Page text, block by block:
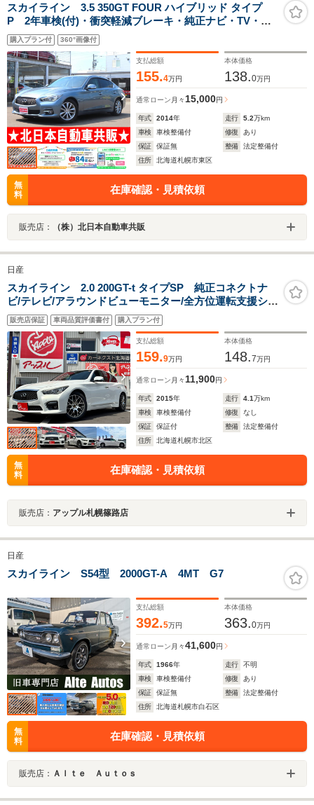
スカイライン 3.5 350GT FOUR ハイブリッド タイプ
P 2年車検(付)・衝突軽減ブレーキ・純正ナビ・TV・
CD/DVD/BT・Bカメラ・アラウンドビュー・インテリキ
ー・レザーシート・シートヒーター・レーダークルコ
ン・ETC・Pスタート・業販可
購入プラン付 360°画像付
支払総額
155.4万円
本体価格
138.0万円
通常ローン 月々 15,000円
年式 2014年 走行 5.2万km
車検
車検整備付 修復
あり
保証
保証無 整備
法定整備付
住所
北海道札幌市東区
無
料
在庫確認・見積依頼
販売店： （株）北日本自動車共販
日産
スカイライン 2.0 200GT-t タイプSP 純正コネクトナ
ビ/テレビ/アラウンドビューモニター/全方位運転支援シス
テム/LEDヘッドライト/パドルシフト/レザーシート/シー
トヒーター/パワーシート/車検整備付/アップルライト保証
1年
販売店保証 車両品質評価書付 購入プラン付
支払総額
159.9万円
本体価格
148.7万円
通常ローン 月々 11,900円
年式 2015年 走行 4.1万km
車検
車検整備付 修復
なし
保証
保証付 整備
法定整備付
住所
北海道札幌市北区
無
料
在庫確認・見積依頼
販売店： アップル札幌篠路店
日産
スカイライン S54型 2000GT-A 4MT G7
支払総額
392.5万円
本体価格
363.0万円
通常ローン 月々41,600円
年式 1966年 走行
不明
車検
車検整備付 修復
あり
保証
保証無 整備
法定整備付
住所
北海道札幌市白石区
無
料
在庫確認・見積依頼
販売店： Ａｌｔｅ Ａｕｔｏｓ